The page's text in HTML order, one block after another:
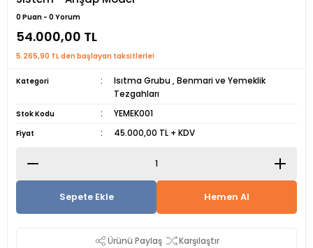
0 Puan - 0 Yorum
54.000,00 TL
5.265,90 TL den başlayan taksitlerle!
Kategori Isıtma Grubu ,Benmari ve Yemeklik
Tezgahları
Stok Kodu YEMEK001
Fiyat 45.000,00 TL + KDV
Sepete Ekle Hemen Al
Ürünü Paylaş Karşılaştır